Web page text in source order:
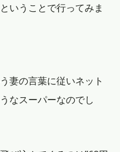
いうことで行ってみま
妻の言葉に従いネット
なスーパーなのでし